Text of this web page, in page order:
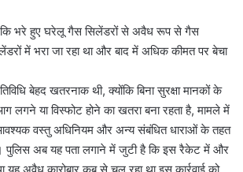
कि भरे हुए घरेलू गैस सिलेंडरों से अवैध रूप से गैस
में भरा जा रहा था और बाद में अधिक कीमत पर बेचा
बेहद खतरनाक थी, क्योंकि बिना सुरक्षा मानकों के
या विस्फोट होने का खतरा बना रहता है, मामले में
वस्तु अधिनियम और अन्य संबंधित धाराओं के तहत
पुलिस अब यह पता लगाने में जुटी है कि इस रैकेट में और
यह अवैध कारोबार कब से चल रहा था,इस कार्रवाई को